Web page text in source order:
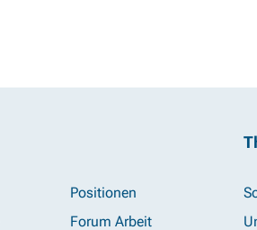
Positionen
Forum Arbeit